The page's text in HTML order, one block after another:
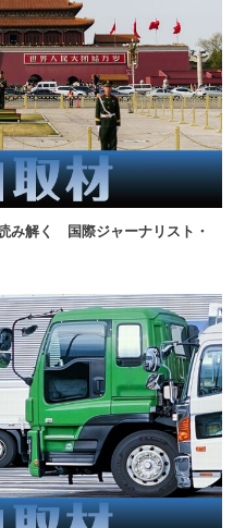
み解く 国際ジャーナリスト・